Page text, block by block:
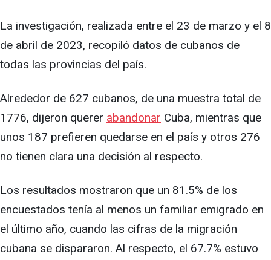
La investigación, realizada entre el 23 de marzo y el 8
de abril de 2023, recopiló datos de cubanos de
todas las provincias del país.
Alrededor de 627 cubanos, de una muestra total de
1776, dijeron querer abandonar Cuba, mientras que
unos 187 prefieren quedarse en el país y otros 276
no tienen clara una decisión al respecto.
Los resultados mostraron que un 81.5% de los
encuestados tenía al menos un familiar emigrado en
el último año, cuando las cifras de la migración
cubana se dispararon. Al respecto, el 67.7% estuvo